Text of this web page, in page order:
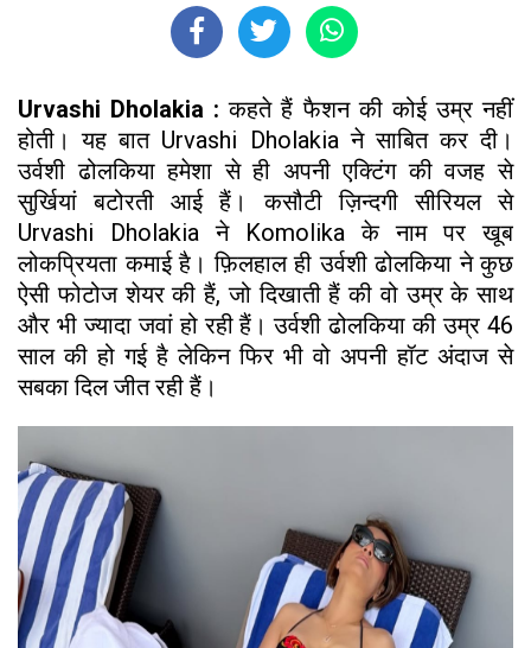
Urvashi Dholakia :कहते हैं फैशन की कोई उम्र नहीं
होती। यह बात Urvashi Dholakia ने साबित कर दी।
उर्वशी ढोलकिया हमेशा से ही अपनी एक्टिंग की वजह से
सुर्खियां बटोरती आई हैं। कसौटी ज़िन्दगी सीरियल से
Urvashi Dholakia ने Komolika के नाम पर खूब
लोकप्रियता कमाई है। फ़िलहाल ही उर्वशी ढोलकिया ने कुछ
ऐसी फोटोज शेयर की हैं, जो दिखाती हैं की वो उम्र के साथ
और भी ज्यादा जवां हो रही हैं। उर्वशी ढोलकिया की उम्र 46
साल की हो गई है लेकिन फिर भी वो अपनी हॉट अंदाज से
सबका दिल जीत रही हैं।